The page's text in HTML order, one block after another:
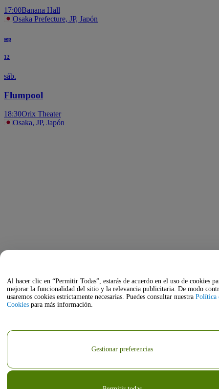
17:00Banana Hall
Osaka Prefecture, JP, Japón
sep
12
sáb.
Flumpool
18:30Orix Theater
Osaka, JP, Japón
Al hacer clic en “Permitir Todas”, estarás de acuerdo en el uso de cookies
mejorar la funcionalidad del sitio y la relevancia publicitaria. De modo
usaremos cookies estrictamente necesarias. Puedes consultar nuestra Política
Cookies para más información.
Gestionar preferencias